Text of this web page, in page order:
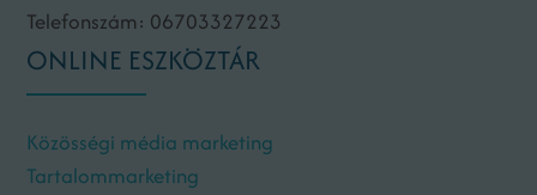
Telefonszám: 06703327223
ONLINE ESZKÖZTÁR
Közösségi média marketing
Tartalommarketing